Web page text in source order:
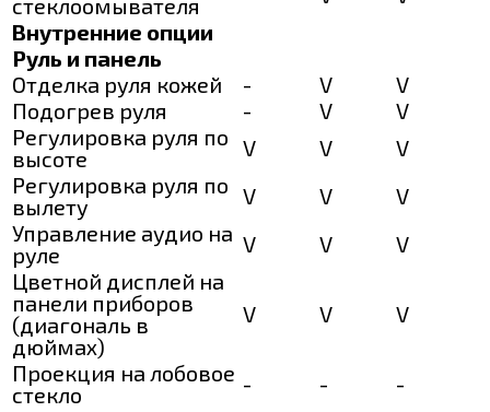
Внутренние опции
Руль и панель
Отделка руля кожей
- V
V
Подогрев руля
- V
V
Регулировка руля по
высоте
V V
V
Регулировка руля по
вылету
V V
V
Управление аудио на
руле
V V
V
Цветной дисплей на
панели приборов
(диагональ в
дюймах)
V V V
Проекция на лобовое
стекло
- -
-